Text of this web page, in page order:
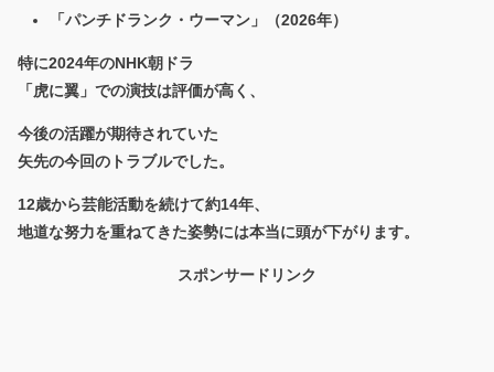
「パンチドランク・ウーマン」（2026年）
特に2024年のNHK朝ドラ
「虎に翼」での演技は評価が高く、
今後の活躍が期待されていた
矢先の今回のトラブルでした。
12歳から芸能活動を続けて約14年、
地道な努力を重ねてきた姿勢には本当に頭が下がります。
スポンサードリンク